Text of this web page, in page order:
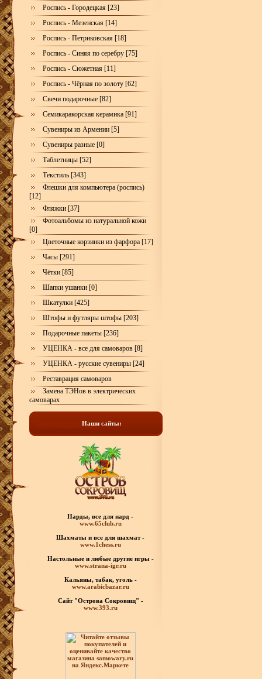
Роспись - Городецкая [23]
Роспись - Мезенская [14]
Роспись - Петриковская [18]
Роспись - Синяя по серебру [75]
Роспись - Сюжетная [11]
Роспись - Чёрная по золоту [62]
Свечи подарочные [82]
Семикаракорская керамика [91]
Сувениры из Армении [5]
Сувениры разные [0]
Таблетницы [52]
Текстиль [343]
Флешки для компьютера (роспись)
[12]
Фляжки [37]
Фотоальбомы из натуральной кожи
[0]
Цветочные корзинки из фарфора [17]
Часы [291]
Чётки [85]
Шапки ушанки [0]
Шкатулки [425]
Штофы и футляры штофы [203]
Подарочные пакеты [236]
УЦЕНКА - все для самоваров [8]
УЦЕНКА - русские сувениры [24]
Реставрация самоваров
Замена ТЭНов в электрических
самоварах
Наши сайты:
Нарды, все для нард -
www.65club.ru
Шахматы и все для шахмат -
www.1chess.ru
Настольные и любые другие игры -
www.strana-igr.ru
Кальяны, табак, уголь -
www.arabicbazar.ru
Сайт "Острова Сокровищ" -
www.393.ru